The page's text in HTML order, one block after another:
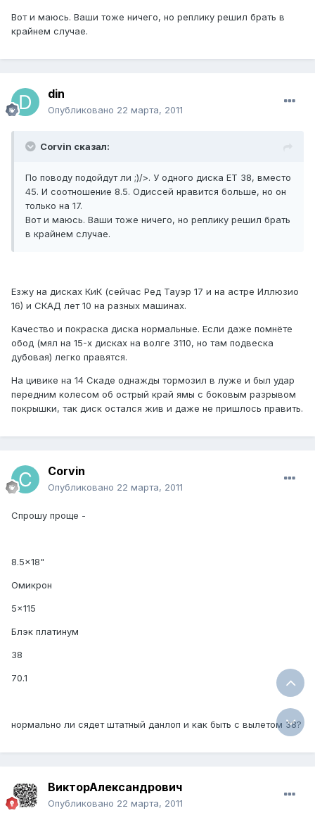
Вот и маюсь. Ваши тоже ничего, но реплику решил брать в
крайнем случае.
din
Опубликовано 22 марта, 2011
Corvin сказал:
По поводу подойдут ли ;)/>. У одного диска ЕТ 38, вместо
45. И соотношение 8.5. Одиссей нравится больше, но он
только на 17.
Вот и маюсь. Ваши тоже ничего, но реплику решил брать
в крайнем случае.
Езжу на дисках КиК (сейчас Ред Тауэр 17 и на астре Иллюзио
16) и СКАД лет 10 на разных машинах.
Качество и покраска диска нормальные. Если даже помнёте
обод (мял на 15-х дисках на волге 3110, но там подвеска
дубовая) легко правятся.
На цивике на 14 Скаде однажды тормозил в луже и был удар
передним колесом об острый край ямы с боковым разрывом
покрышки, так диск остался жив и даже не пришлось править.
Corvin
Опубликовано 22 марта, 2011
Спрошу проще -
8.5x18"
Омикрон
5x115
Блэк платинум
38
70.1
нормально ли сядет штатный данлоп и как быть с вылетом 38?
ВикторАлександрович
Опубликовано 22 марта, 2011